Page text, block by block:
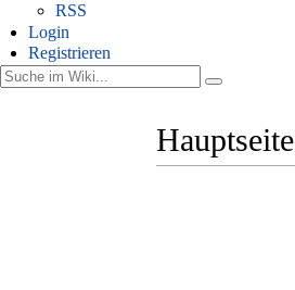
RSS
Login
Registrieren
Hauptseite